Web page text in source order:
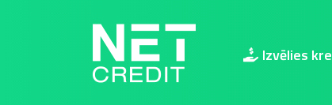
NetCredit.lv
Izvēlies